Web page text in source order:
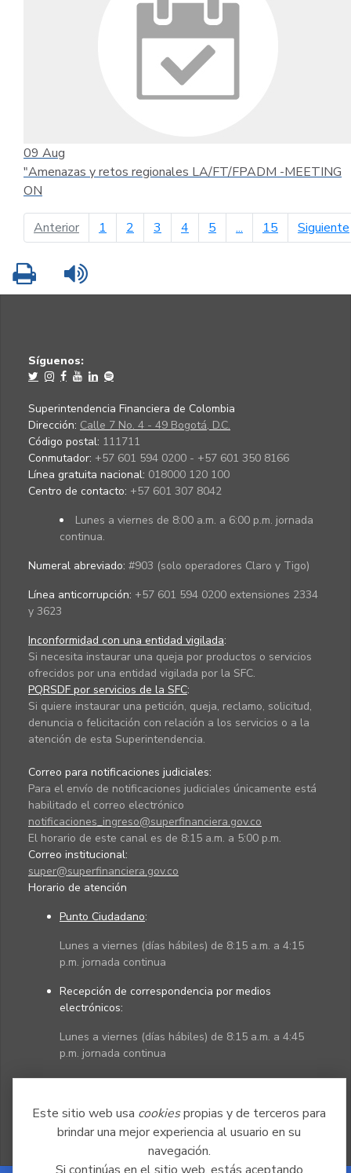
Este sitio web usa cookiespropias y de terceros para
brindar una mejor experiencia al usuario en su
navegación.
09 Aug
"Amenazas y retos regionales LA/FT/FPADM -MEETING
ON
Anteriorpágina anterior
1 2 3 4 5 ... 15 Siguiente
Imprimir
Síguenos:
Superintendencia Financiera de Colombia
Dirección: Calle 7 No. 4 - 49 Bogotá, D.C.
Código postal: 111711
Conmutador: +57 601 594 0200 - +57 601 350 8166
Línea gratuita nacional: 018000 120 100
Centro de contacto: +57 601 307 8042
Lunes a viernes de 8:00 a.m. a 6:00 p.m. jornada
continua.
Numeral abreviado: #903 (solo operadores Claro y Tigo)
Línea anticorrupción: +57 601 594 0200 extensiones 2334
y 3623
Inconformidad con una entidad vigilada:
Si necesita instaurar una queja por productos o servicios
ofrecidos por una entidad vigilada por la SFC.
PQRSDF por servicios de la SFC:
Si quiere instaurar una petición, queja, reclamo, solicitud,
denuncia o felicitación con relación a los servicios o a la
atención de esta Superintendencia.
Correo para notificaciones judiciales:
Para el envío de notificaciones judiciales únicamente está
habilitado el correo electrónico
notificaciones_ingreso@superfinanciera.gov.co
El horario de este canal es de 8:15 a.m. a 5:00 p.m.
Correo institucional:
super@superfinanciera.gov.co
Horario de atención
Punto Ciudadano:
Lunes a viernes (días hábiles) de 8:15 a.m. a 4:15
p.m. jornada continua
Recepción de correspondencia por medios
electrónicos:
Lunes a viernes (días hábiles) de 8:15 a.m. a 4:45
p.m. jornada continua